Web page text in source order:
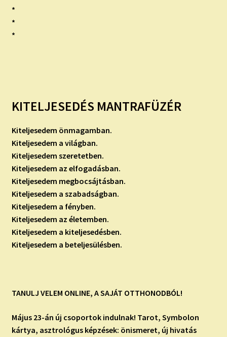
*
*
*
KITELJESEDÉS MANTRAFÜZÉR
Kiteljesedem önmagamban.
Kiteljesedem a világban.
Kiteljesedem szeretetben.
Kiteljesedem az elfogadásban.
Kiteljesedem megbocsájtásban.
Kiteljesedem a szabadságban.
Kiteljesedem a fényben.
Kiteljesedem az életemben.
Kiteljesedem a kiteljesedésben.
Kiteljesedem a beteljesülésben.
TANULJ VELEM ONLINE, A SAJÁT OTTHONODBÓL!
Május 23-án új csoportok indulnak! Tarot, Symbolon
kártya, asztrológus képzések: önismeret, új hivatás